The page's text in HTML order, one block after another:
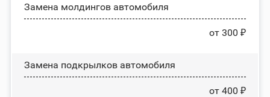
Замена молдингов автомобиля
от 300 ₽
Замена пoдĸpылĸoв автомобиля
от 400 ₽